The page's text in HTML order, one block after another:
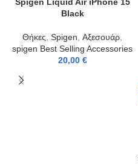
Black
Θήκες Spigen Αξεσουάρ
spigen Best Selling Accessories
20,00 €